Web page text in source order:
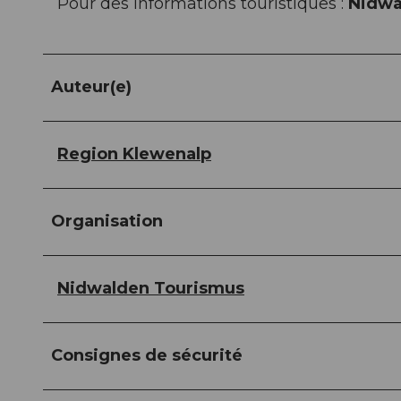
Pour des informations touristiques :
Auteur(e)
Region Klewenalp
Organisation
Nidwalden Tourismus
Consignes de sécurité